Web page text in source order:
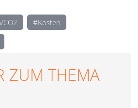
CO2
Kosten
ZUM THEMA